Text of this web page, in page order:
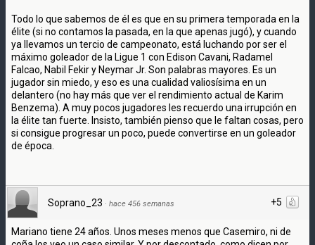
Todo lo que sabemos de él es que en su primera temporada en la
élite (si no contamos la pasada, en la que apenas jugó), y cuando
ya llevamos un tercio de campeonato, está luchando por ser el
máximo goleador de la Ligue 1 con Edison Cavani, Radamel
Falcao, Nabil Fekir y Neymar Jr. Son palabras mayores. Es un
jugador sin miedo, y eso es una cualidad valiosísima en un
delantero (no hay más que ver el rendimiento actual de Karim
Benzema). A muy pocos jugadores les recuerdo una irrupción en
la élite tan fuerte. Insisto, también pienso que le faltan cosas, pero
si consigue progresar un poco, puede convertirse en un goleador
de época.
+5
Soprano_23 · hace 456 semanas
Mariano tiene 24 años. Unos meses menos que Casemiro, ni de